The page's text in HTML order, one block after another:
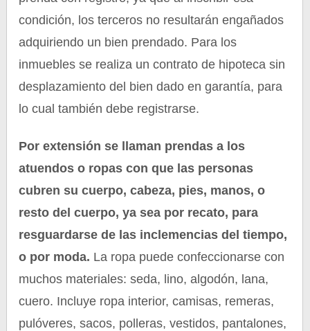
condición, los terceros no resultarán engañados
adquiriendo un bien prendado. Para los
inmuebles se realiza un contrato de hipoteca sin
desplazamiento del bien dado en garantía, para
lo cual también debe registrarse.
Por extensión se llaman prendas a los
atuendos o ropas con que las personas
cubren su cuerpo, cabeza, pies, manos, o
resto del cuerpo, ya sea por recato, para
resguardarse de las inclemencias del tiempo,
o por moda. La ropa puede confeccionarse con
muchos materiales: seda, lino, algodón, lana,
cuero. Incluye ropa interior, camisas, remeras,
pulóveres, sacos, polleras, vestidos, pantalones,